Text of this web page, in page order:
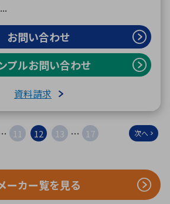
お問い合わせ
プルお問い合わせ
資料請求
11 12 13 … 17 次へ
ーカー覧を見る